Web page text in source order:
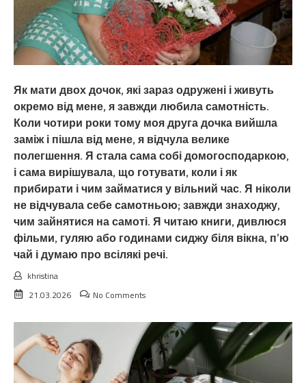
Як мати двох дочок, які зараз одружені і живуть
окремо від мене, я завжди любила самотність.
Коли чотири роки тому моя друга дочка вийшла
заміж і пішла від мене, я відчула велике
полегшення. Я стала сама собі домогосподаркою,
і сама вирішувала, що готувати, коли і як
прибирати і чим займатися у вільний час. Я ніколи
не відчувала себе самотньою; завжди знаходжу,
чим зайнятися на самоті. Я читаю книги, дивлюся
фільми, гуляю або годинами сиджу біля вікна, п’ю
чай і думаю про всілякі речі.
khristina
21.03.2026
No Comments